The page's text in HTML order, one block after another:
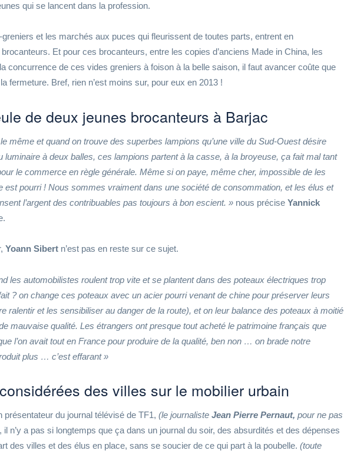
qui se lancent dans la profession.
et les marchés aux puces qui fleurissent de toutes parts, entrent en
Et pour ces brocanteurs, entre les copies d’anciens Made in China, les
concurrence de ces vides greniers à foison à la belle saison, il faut avancer coûte que
fermeture. Bref, rien n’est moins sur, pour eux en 2013 !
de deux jeunes brocanteurs à Barjac
même et quand on trouve des superbes lampions qu’une ville du Sud-Ouest désire
luminaire à deux balles, ces lampions partent à la casse, à la broyeuse, ça fait mal tant
le commerce en règle générale. Même si on paye, même cher, impossible de les
est pourri ! Nous sommes vraiment dans une société de consommation, et les élus et
l’argent des contribuables pas toujours à bon escient. » nous précise Yannick
Yoann Sibert n’est pas en reste sur ce sujet.
les automobilistes roulent trop vite et se plantent dans des poteaux électriques trop
? on change ces poteaux avec un acier pourri venant de chine pour préserver leurs
ralentir et les sensibiliser au danger de la route), et on leur balance des poteaux à moitié
mauvaise qualité. Les étrangers ont presque tout acheté le patrimoine français que
l’on avait tout en France pour produire de la qualité, ben non … on brade notre
plus … c’est effarant »
des villes sur le mobilier urbain
présentateur du journal télévisé de TF1, (le journaliste Jean Pierre Pernaut, pour ne pas
il n’y a pas si longtemps que ça dans un journal du soir, des absurdités et des dépenses
des villes et des élus en place, sans se soucier de ce qui part à la poubelle. (toute